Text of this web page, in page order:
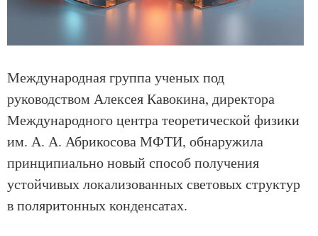
Международная группа ученых под
руководством Алексея Кавокина, директора
Международного центра теоретической физики
им. А. А. Абрикосова МФТИ, обнаружила
принципиально новый способ получения
устойчивых локализованных световых структур
в поляритонных конденсатах.